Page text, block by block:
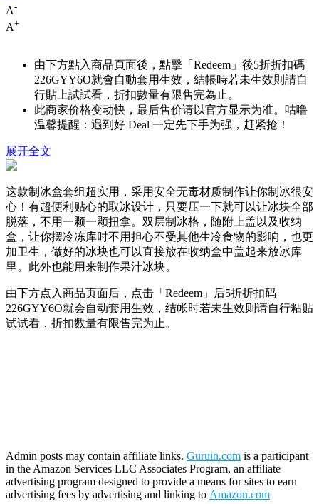
A-
A+
由下方點入商品頁面後，點擊「Redeem」後5折折扣碼
226GYY6O就會自動套用生效，結帳時若未生效則請自
行貼上試試看，折扣數量有限售完為止。
此商家价格变动快，最后售价请以官方显示为准。咕噜
温馨提醒：遇到好 Deal 一定先下手为强，赶紧抢！
展开全文
这款制冰盒套组超实用，采用安全无毒材质制作让你制冰很安
心！有超便利贴心的取冰设计，只要压一下就可以让冰块全部
脱落，不用一颗一颗扭拿。双层制冰格，随附上盖以及收纳
盒，让你摆冷冻库时不用担心不受其他生冷食物的影响，也更
加卫生，做好的冰块也可以直接放在收纳盒中盖起来放冰库
里。此外也能用来制作果汁冰块。
由下方点入商品页面后，点击「Redeem」后5折折扣码
226GYY6O就会自动套用生效，结帐时若未生效则请自行粘贴
试试看，折扣数量有限售完为止。
Admin posts may contain affiliate links. Guruin.com is a participant
in the Amazon Services LLC Associates Program, an affiliate
advertising program designed to provide a means for sites to earn
advertising fees by advertising and linking to Amazon.com